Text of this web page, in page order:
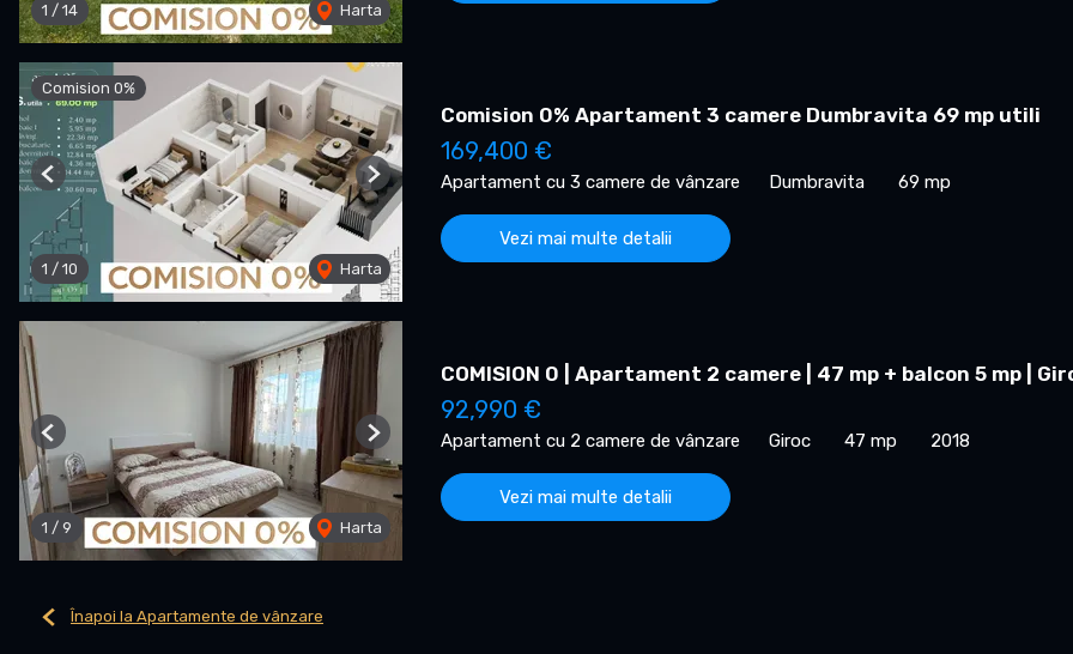
1 / 14 Harta
Comision 0%
1 / 10 Harta
Previous Next
Comision 0% Apartament 3 camere Dumbravita 69 mp utili
169,400 €
Apartament cu 3 camere de vânzare Dumbravita 69 mp
Vezi mai multe detalii
1 / 9 Harta
Previous Next
COMISION 0 | Apartament 2 camere | 47 mp + balcon 5 mp |
92,990 €
Apartament cu 2 camere de vânzare Giroc 47 mp 2018
Vezi mai multe detalii
Înapoi la Apartamente de vânzare